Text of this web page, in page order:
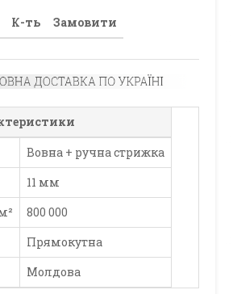
К-ть Замовити
Вовна + ручна стрижка
11 мм
800 000
Прямокутна
Молдова